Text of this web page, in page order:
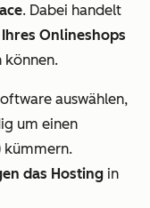
. Dabei handelt
Onlineshops
können.
auswählen,
um einen
kümmern.
das Hosting in